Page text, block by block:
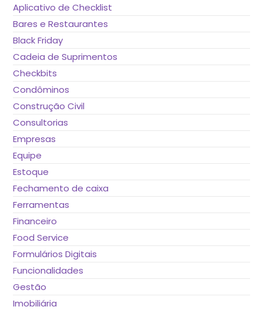
Aplicativo de Checklist
Bares e Restaurantes
Black Friday
Cadeia de Suprimentos
Checkbits
Condôminos
Construção Civil
Consultorias
Empresas
Equipe
Estoque
Fechamento de caixa
Ferramentas
Financeiro
Food Service
Formulários Digitais
Funcionalidades
Gestão
Imobiliária